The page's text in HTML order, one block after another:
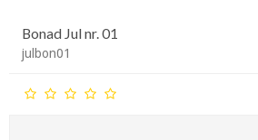
Bonad Jul nr. 01
julbon01